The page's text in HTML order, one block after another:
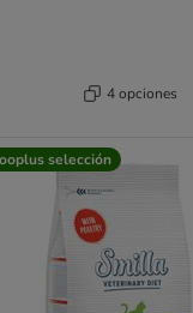
4 opciones
selección